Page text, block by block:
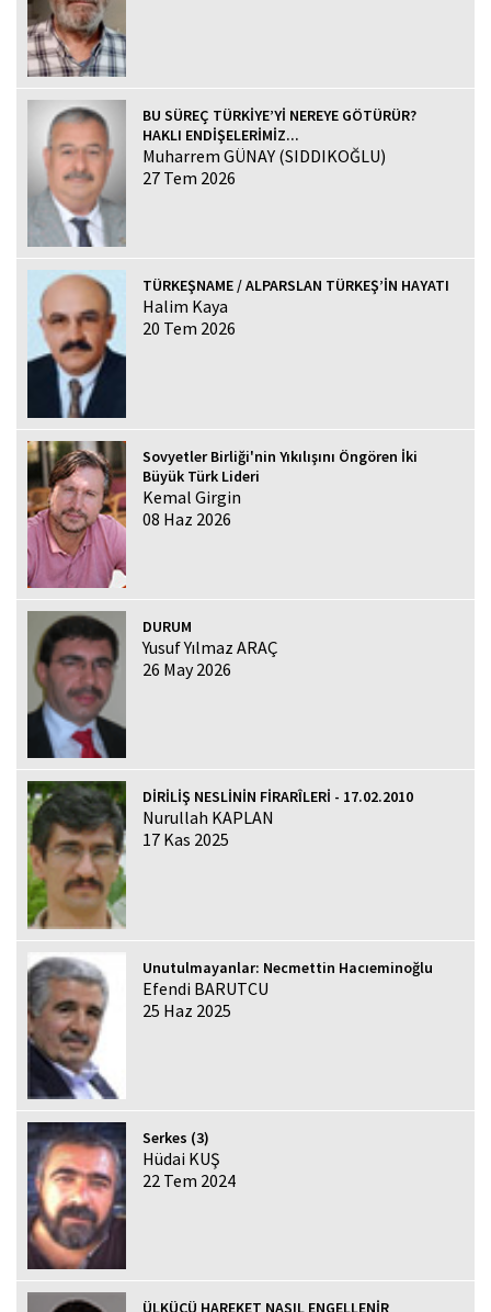
BU SÜREÇ TÜRKİYE’Yİ NEREYE GÖTÜRÜR?
HAKLI ENDİŞELERİMİZ...
Muharrem GÜNAY (SIDDIKOĞLU)
27 Tem 2026
TÜRKEŞNAME / ALPARSLAN TÜRKEŞ’İN HAYATI
Halim Kaya
20 Tem 2026
Sovyetler Birliği'nin Yıkılışını Öngören İki
Büyük Türk Lideri
Kemal Girgin
08 Haz 2026
DURUM
Yusuf Yılmaz ARAÇ
26 May 2026
DİRİLİŞ NESLİNİN FİRARÎLERİ - 17.02.2010
Nurullah KAPLAN
17 Kas 2025
Unutulmayanlar: Necmettin Hacıeminoğlu
Efendi BARUTCU
25 Haz 2025
Serkes (3)
Hüdai KUŞ
22 Tem 2024
ÜLKÜCÜ HAREKET NASIL ENGELLENİR